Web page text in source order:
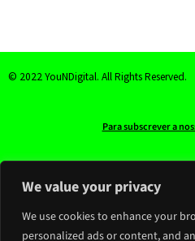
We value your privacy
We use cookies to enhance your
personalized ads or content, and
© 2022 YouNDigital. All Rights Reserved.
Para subscrever a